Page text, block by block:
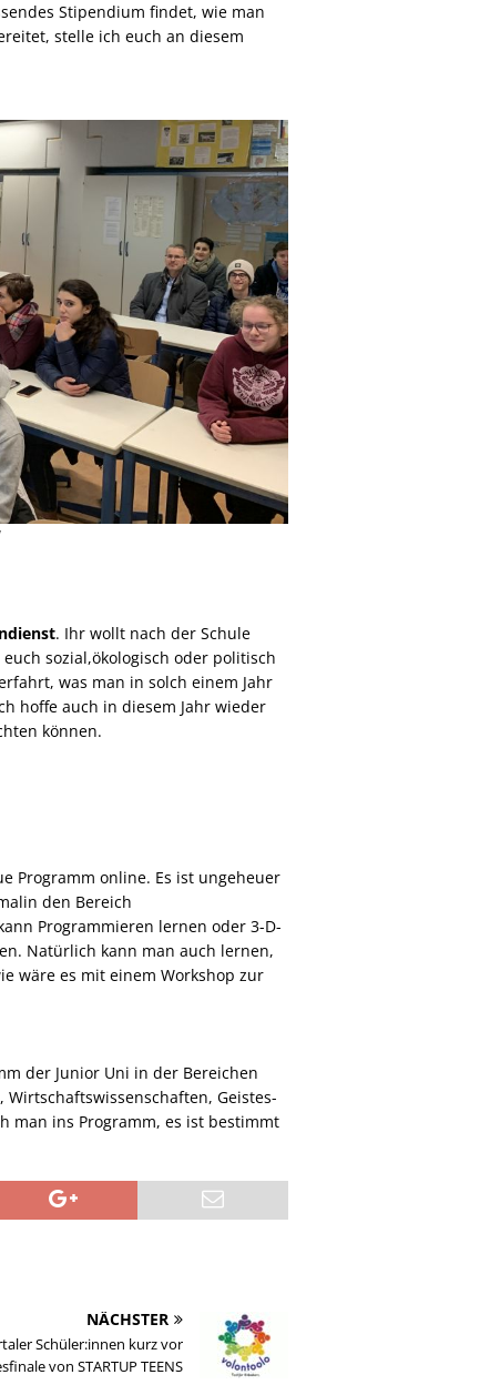
Stipendium findet, wie man
stelle ich euch an diesem
. Ihr wollt nach der Schule
sozial,ökologisch oder politisch
was man in solch einem Jahr
hoffe auch in diesem Jahr wieder
können.
Programm online. Es ist ungeheuer
den Bereich
Programmieren lernen oder 3-D-
Natürlich kann man auch lernen,
wäre es mit einem Workshop zur
der Junior Uni in der Bereichen
Geistes-
man ins Programm, es ist bestimmt
NÄCHSTER
Schüler:innen kurz vor
von STARTUP TEENS